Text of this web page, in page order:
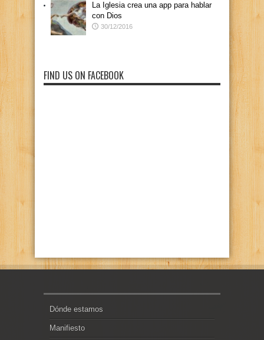
La Iglesia crea una app para hablar
con Dios
30/12/2016
FIND US ON FACEBOOK
Dónde estamos
Manifiesto